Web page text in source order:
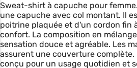
Sweat-shirt à capuche pour
une capuche avec col montant. Il
poitrine plaquée et d'un cordon fin
confort. La composition en
sensation douce et agréable. Les
assurent une couverture
conçu pour un usage quotidien et